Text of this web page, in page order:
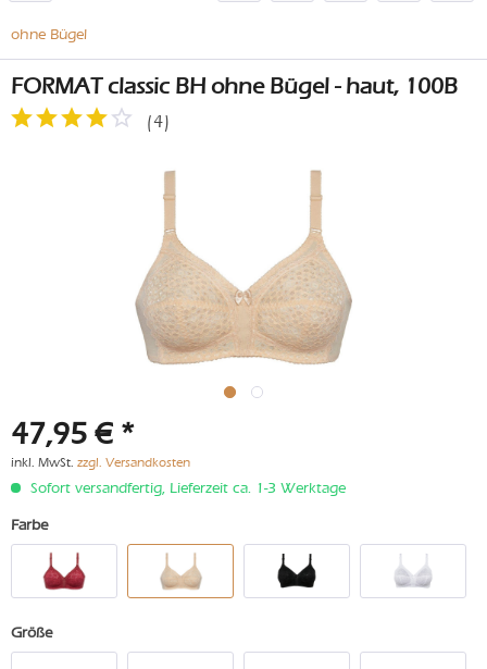
ohne Bügel
FORMAT classic BH ohne Bügel - haut, 100B
(4)
47,95 € *
inkl. MwSt. zzgl. Versandkosten
Sofort versandfertig, Lieferzeit ca. 1-3 Werktage
Farbe
Größe